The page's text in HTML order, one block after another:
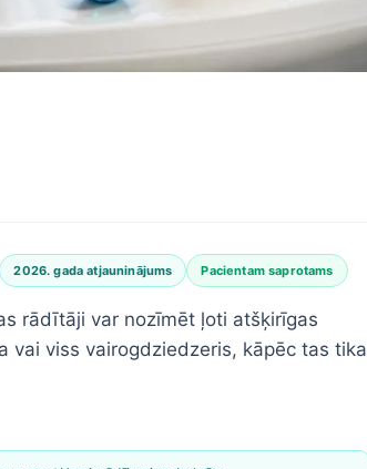
2026. gada atjauninājums Pacientam saprotams
rādītāji var nozīmēt ļoti atšķirīgas
vai viss vairogdziedzeris, kāpēc tas tika